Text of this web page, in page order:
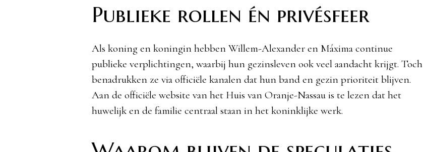
Publieke rollen én privésfeer
Als koning en koningin hebben Willem-Alexander en Máxima continue
publieke verplichtingen, waarbij hun gezinsleven ook veel aandacht krijgt. Toch
benadrukken ze via officiële kanalen dat hun band en gezin prioriteit blijven.
Aan de officiële website van het Huis van Oranje-Nassau is te lezen dat het
huwelijk en de familie centraal staan in het koninklijke werk.